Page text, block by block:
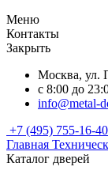
Меню
Контакты
Закрыть
Москва, ул.
с 8:00 до
info@metal-
+7 (495) 755-16-40
Главная
Каталог дверей